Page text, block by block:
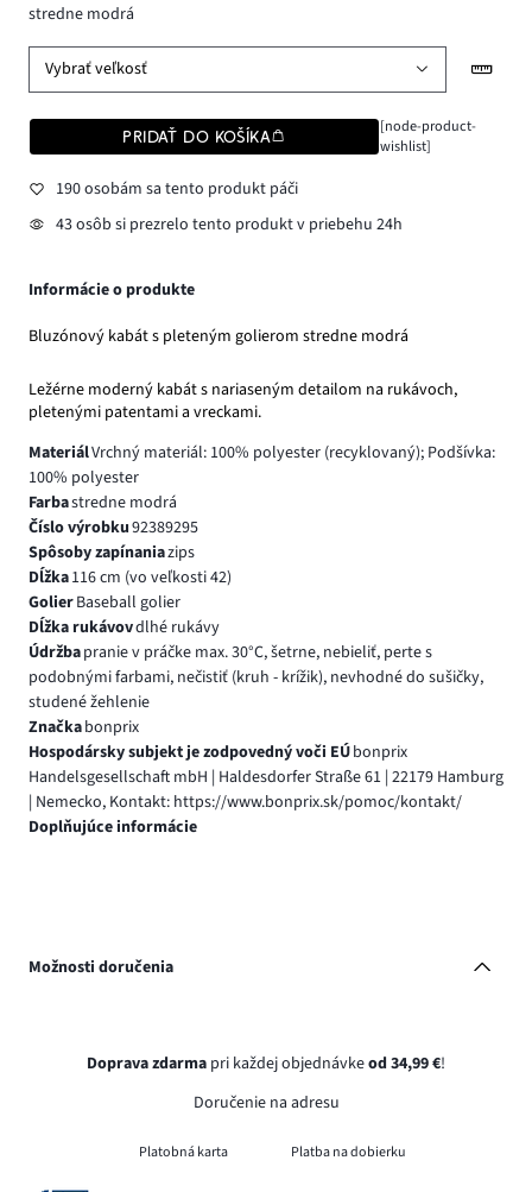
stredne modrá
Vybrať veľkosť
PRIDAŤ DO KOŠÍKA
[node-product-
wishlist]
190 osobám sa tento produkt páči
43 osôb si prezrelo tento produkt v priebehu 24h
Informácie o produkte
Bluzónový kabát s pleteným golierom stredne modrá
Ležérne moderný kabát s nariaseným detailom na rukávoch,
pletenými patentami a vreckami.
MateriálVrchný materiál: 100% polyester (recyklovaný); Podšívka:
100% polyester
Farbastredne modrá
Číslo výrobku92389295
Spôsoby zapínaniazips
Dĺžka116 cm (vo veľkosti 42)
GolierBaseball golier
Dĺžka rukávovdlhé rukávy
Údržbapranie v práčke max. 30°C, šetrne, nebieliť, perte s
podobnými farbami, nečistiť (kruh - krížik), nevhodné do sušičky,
studené žehlenie
Značkabonprix
Hospodársky subjekt je zodpovedný voči EÚbonprix
Handelsgesellschaft mbH | Haldesdorfer Straße 61 | 22179 Hamburg
| Nemecko, Kontakt: https://www.bonprix.sk/pomoc/kontakt/
Doplňujúce informácie
Možnosti doručenia
Doprava zdarma pri každej objednávkeod 34,99 €!
Doručenie na adresu
Platobná karta Platba na dobierku